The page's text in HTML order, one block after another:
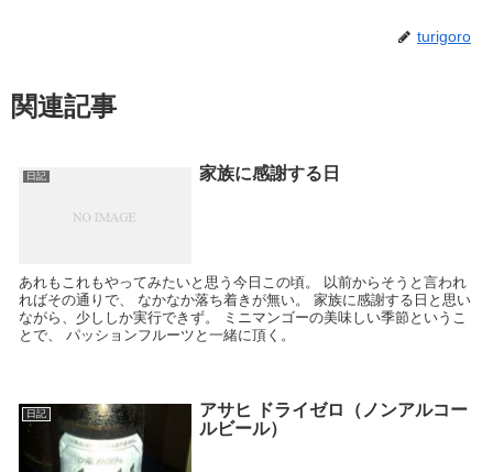
turigoro
関連記事
日記 家族に感謝する日
あれもこれもやってみたいと思う今日この頃。 以前からそうと言われ
ればその通りで、 なかなか落ち着きが無い。 家族に感謝する日と思い
ながら、少ししか実行できず。 ミニマンゴーの美味しい季節というこ
とで、 パッションフルーツと一緒に頂く。
日記
アサヒ ドライゼロ（ノンアルコー
ルビール）